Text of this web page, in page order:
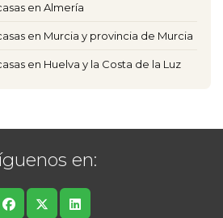
en Almería
en Murcia y provincia de Murcia
en Huelva y la Costa de la Luz
en: